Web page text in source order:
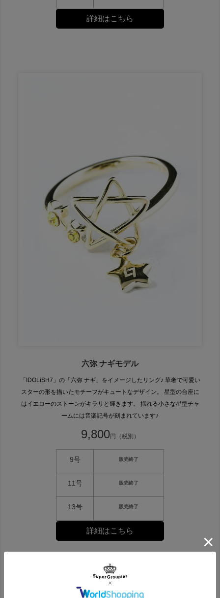
詳細はこちら
六弥 ナギモデル
「IDOLiSH7」の「六弥 ナギ」をイメージしたリング♪ 華奢で可愛い
スターの形を描いたモチーフがキュートなデザイン。 星型の台座に
はイエローのストーンがキラリと輝きます。 揺れる小さな星型チャ
ームには音楽記号が刻まれています♪
9,800円（税別）
9号 販売終了
11号 販売終了
13号 販売終了
詳細はこちら